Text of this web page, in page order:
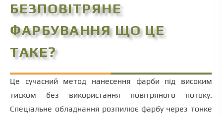
БЕЗПОВІТРЯНЕ
ФАРБУВАННЯ ЩО ЦЕ
ТАКЕ?
Це сучасний метод нанесення фарби під високим
тиском без використання повітряного потоку.
Спеціальне обладнання розпилює фарбу через тонке